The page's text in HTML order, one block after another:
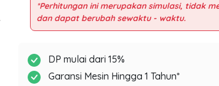
*Perhitungan ini merupakan simulasi, tidak
DP mulai dari 15%
Garansi Mesin Hingga 1 Tahun*